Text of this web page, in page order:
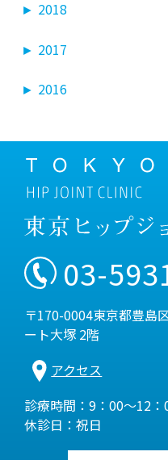
► 2018
► 2017
► 2016
03-
〒170-0004東京都豊島
ート大塚 2階
アクセス
診療時間：9：00～12
休診日：祝日